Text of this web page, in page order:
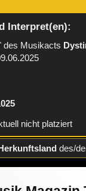
Interpret(en):
des Musikacts
nicht platziert
Herkunftsland des/